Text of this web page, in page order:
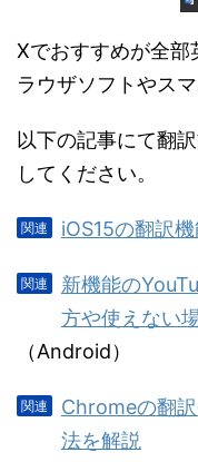
Xでおすすめが全
ラウザソフトやス
以下の記事にて翻
してください。
iOS15の翻訳
新機能の
方や使えない
（Android）
Chromeの翻
法を解説